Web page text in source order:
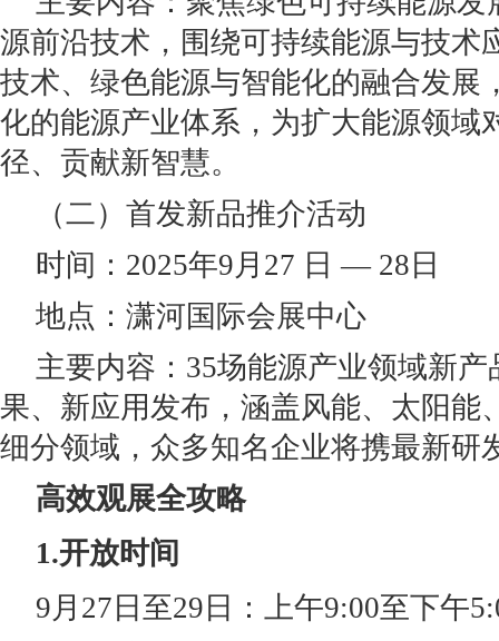
源前沿技术，围绕可持续能源与技术
技术、绿色能源与智能化的融合发展
化的能源产业体系，为扩大能源领域
径、贡献新智慧。
（二）首发新品推介活动
时间：2025年9月27 日 — 28日
地点：潇河国际会展中心
主要内容：35场能源产业领域新
果、新应用发布，涵盖风能、太阳能
细分领域，众多知名企业将携最新研
高效观展全攻略
1.开放时间
9月27日至29日：上午9:00至下午